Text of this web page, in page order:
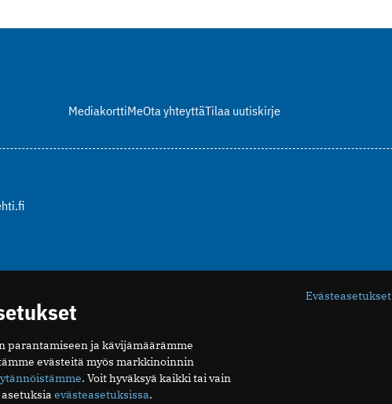
MediakorttiMeOta yhteyttäTilaa uutiskirje
parantamiseen ja kävijämäärämme
evästeitä myös markkinoinnin
. Voit hyväksyä kaikki tai vain
evästeasetuksissa.
Evästeasetukset